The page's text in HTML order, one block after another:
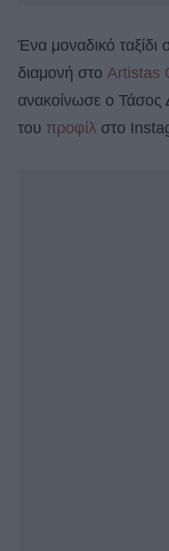
Ένα μοναδικό
διαμονή στο Artistas
ανακοίνωσε ο
του προφίλ στο